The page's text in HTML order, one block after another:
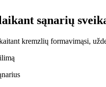
sąnarių
kremzlių formavimąsi,